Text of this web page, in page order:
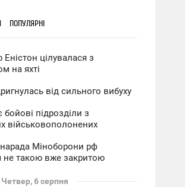
ПОПУЛЯРНІ
цілувалася з
на яхті
від сильного вибуху
підрозділи з
військовополонених
нарада Міноборони рф
не такою вже закритою
Четвер, 6 серпня